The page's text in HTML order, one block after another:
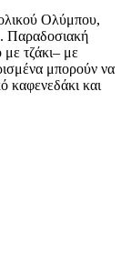
Ολύμπου,
Παραδοσιακή
με τζάκι– με
μπορούν να
καφενεδάκι και